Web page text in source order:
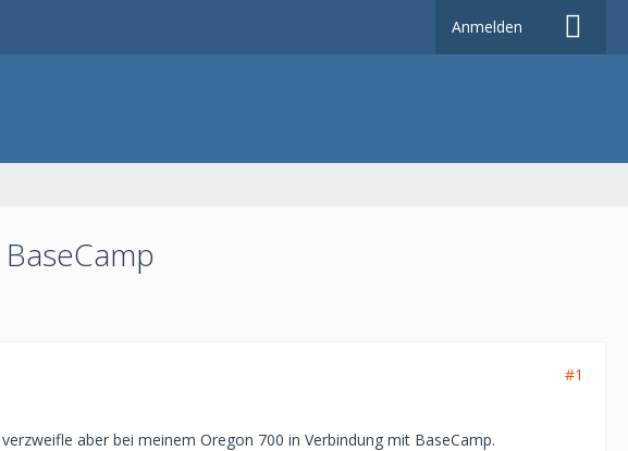
Anmelden
#1
aber bei meinem Oregon 700 in Verbindung mit BaseCamp.